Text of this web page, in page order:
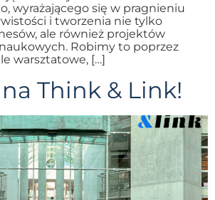
wyrażającego się w pragnieniu
i tworzenia nie tylko
ale również projektów
Robimy to poprzez
warsztatowe, […]
na Think & Link!